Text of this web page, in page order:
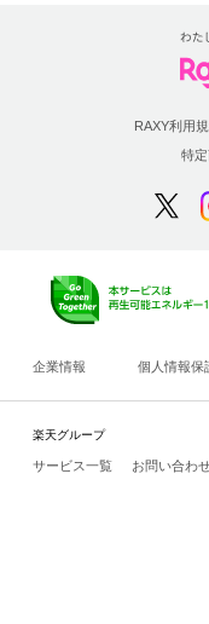
RAXY利用
特
企業情報 個人情報保
楽天グループ
サービス一覧 お問い合わ